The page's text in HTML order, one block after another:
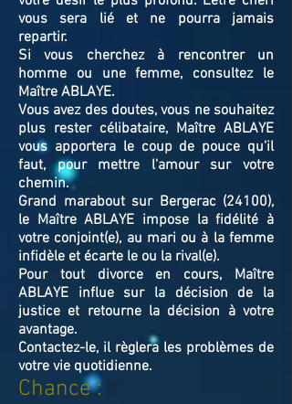
vous sera lié et ne pourra jamais
repartir.
Si vous cherchez à rencontrer un
homme ou une femme, consultez le
Maître ABLAYE.
Vous avez des doutes, vous ne souhaitez
plus rester célibataire, Maître ABLAYE
vous apportera le coup de pouce qu'il
faut, pour mettre l'amour sur votre
chemin.
Grand marabout sur Bergerac (24100),
le Maître ABLAYE impose la fidélité à
votre conjoint(e), au mari ou à la femme
infidèle et écarte le ou la rival(e).
Pour tout divorce en cours, Maître
ABLAYE influe sur la décision de la
justice et retourne la décision à votre
avantage.
Contactez-le, il règlera les problèmes de
votre vie quotidienne.
Chance :